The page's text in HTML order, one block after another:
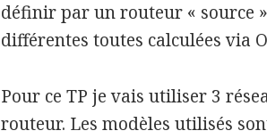
définir par un routeur « source
différentes toutes calculées via
Pour ce TP je vais utiliser 3
routeur. Les modèles utilisés